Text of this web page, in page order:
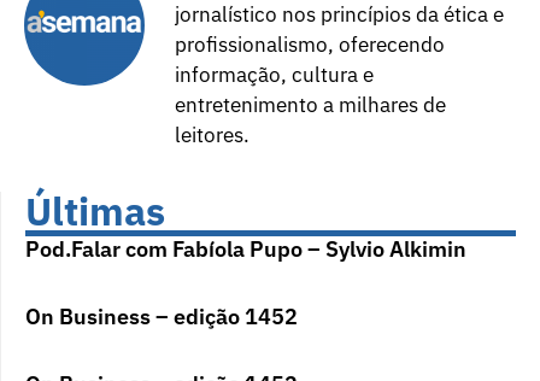
jornalístico nos princípios da ética e
profissionalismo, oferecendo
informação, cultura e
entretenimento a milhares de
leitores.
Últimas
Pod.Falar com Fabíola Pupo – Sylvio Alkimin
On Business – edição 1452